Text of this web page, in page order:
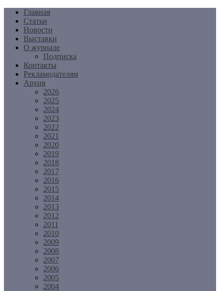
Перейти
содержимому
Главная
Статьи
Новости
Выставки
О журнале
Подписка
Контакты
Рекламодателям
Архив
2026
2025
2024
2023
2022
2021
2020
2019
2018
2017
2016
2015
2014
2013
2012
2011
2010
2009
2008
2007
2006
2005
2004